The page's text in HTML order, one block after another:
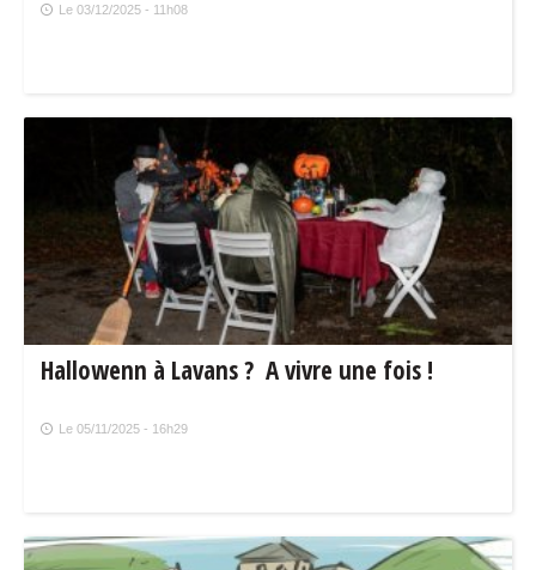
Le 03/12/2025 - 11h08
Hallowenn à Lavans ? A vivre une fois !
Le 05/11/2025 - 16h29